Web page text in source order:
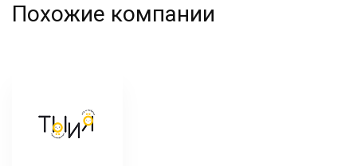
Похожие компании